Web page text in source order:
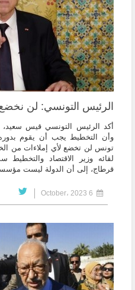
الرئيس التونسي: لن
أكد الرئيس التونسي قيس سعيد،
وأن التخطيط يجب أن يقوم
تونس لن تخضع لأي إملاءات من
لقائه وزير الاقتصاد
قرطاج، إلى أن الدولة ليست